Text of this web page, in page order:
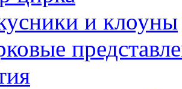
и клоуны